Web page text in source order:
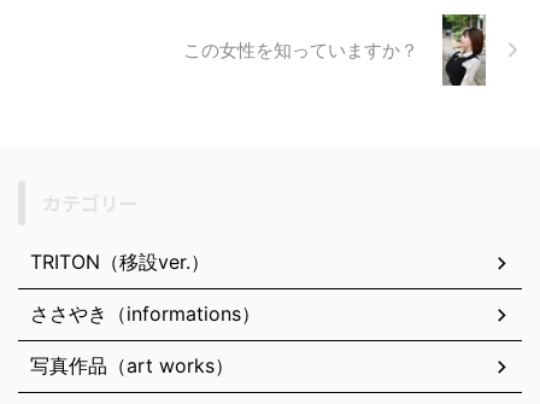
この女性を知っていますか？
TRITON（移設ver.）
ささやき（informations）
写真作品（art works）